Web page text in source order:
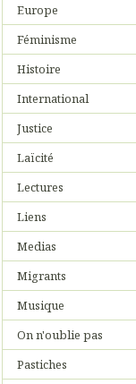
Europe
Féminisme
Histoire
International
Justice
Laïcité
Lectures
Liens
Medias
Migrants
Musique
On n'oublie pas
Pastiches